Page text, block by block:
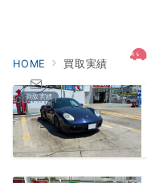
CONTACT
HOME 買取実績
買取実績